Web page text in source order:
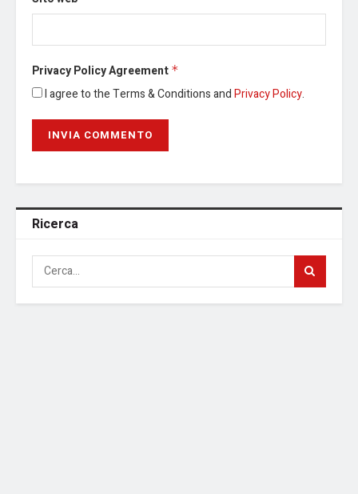
Privacy Policy Agreement *
I agree to the Terms & Conditions andPrivacy Policy.
Ricerca